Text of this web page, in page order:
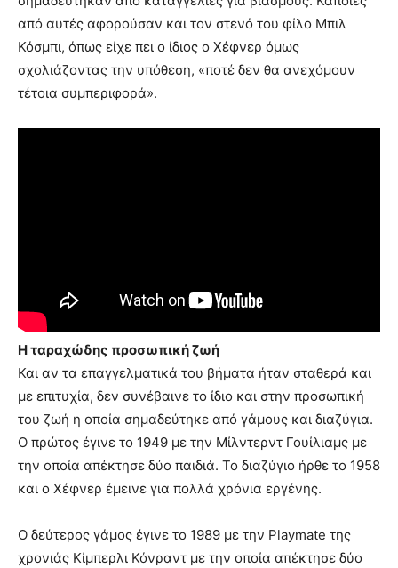
από αυτές αφορούσαν και τον στενό του φίλο Μπιλ
Κόσμπι, όπως είχε πει ο ίδιος ο Χέφνερ όμως
σχολιάζοντας την υπόθεση, «ποτέ δεν θα ανεχόμουν
τέτοια συμπεριφορά».
Η ταραχώδης προσωπική ζωή
Και αν τα επαγγελματικά του βήματα ήταν σταθερά και
με επιτυχία, δεν συνέβαινε το ίδιο και στην προσωπική
του ζωή η οποία σημαδεύτηκε από γάμους και διαζύγια.
Ο πρώτος έγινε το 1949 με την Μίλντερντ Γουίλιαμς με
την οποία απέκτησε δύο παιδιά. Το διαζύγιο ήρθε το 1958
και ο Χέφνερ έμεινε για πολλά χρόνια εργένης.
Ο δεύτερος γάμος έγινε το 1989 με την Playmate της
χρονιάς Κίμπερλι Κόνραντ με την οποία απέκτησε δύο